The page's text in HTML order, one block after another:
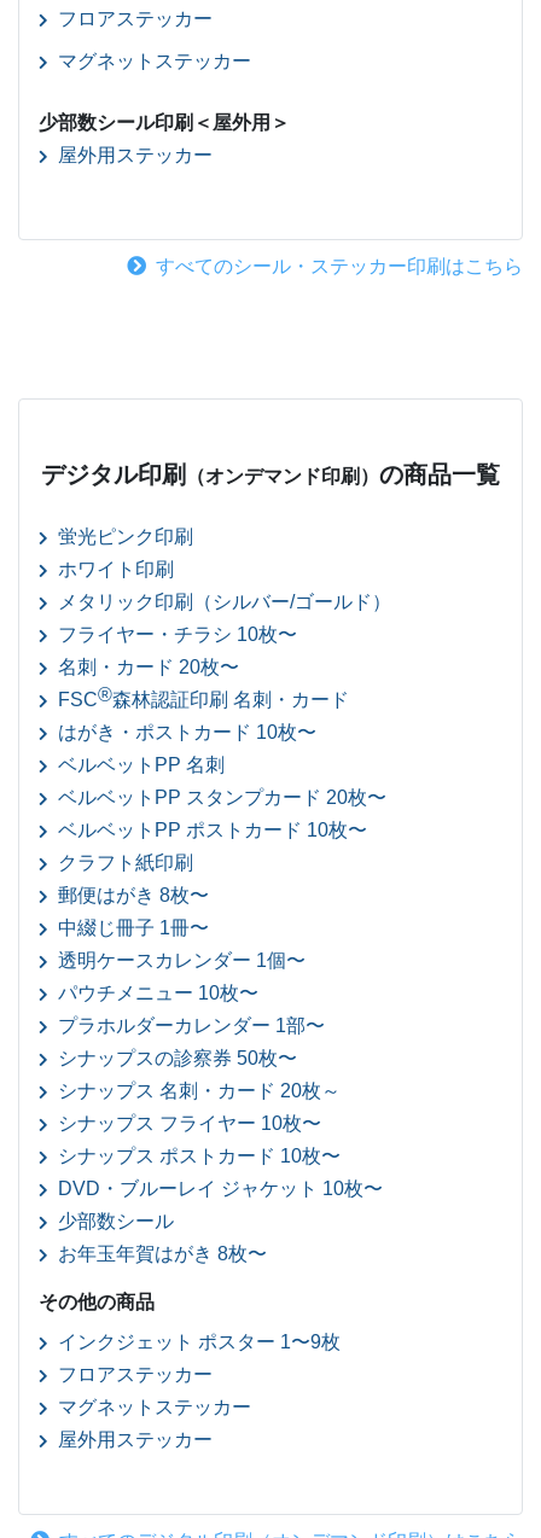
フロアステッカー
マグネットステッカー
少部数シール印刷＜屋外用＞
屋外用ステッカー
すべてのシール・ステッカー印刷はこちら
デジタル印刷 （オンデマンド印刷） の商品一覧
蛍光ピンク印刷
ホワイト印刷
メタリック印刷（シルバー/ゴールド）
フライヤー・チラシ 10枚〜
名刺・カード 20枚〜
FSC®森林認証印刷 名刺・カード
はがき・ポストカード 10枚〜
ベルベットPP 名刺
ベルベットPP スタンプカード 20枚〜
ベルベットPP ポストカード 10枚〜
クラフト紙印刷
郵便はがき 8枚〜
中綴じ冊子 1冊〜
透明ケースカレンダー 1個〜
パウチメニュー 10枚〜
プラホルダーカレンダー 1部〜
シナップスの診察券 50枚〜
シナップス 名刺・カード 20枚～
シナップス フライヤー 10枚〜
シナップス ポストカード 10枚〜
DVD・ブルーレイ ジャケット 10枚〜
少部数シール
お年玉年賀はがき 8枚〜
その他の商品
インクジェット ポスター 1〜9枚
フロアステッカー
マグネットステッカー
屋外用ステッカー